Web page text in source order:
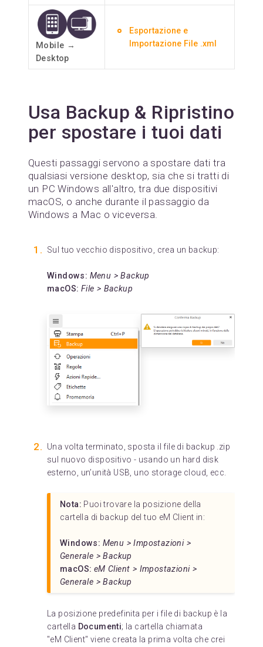
Mobile →
Desktop
Esportazione e
Importazione File .xml
Usa Backup & Ripristino
per spostare i tuoi dati
Questi passaggi servono a spostare dati tra
qualsiasi versione desktop, sia che si tratti di
un PC Windows all'altro, tra due dispositivi
macOS, o anche durante il passaggio da
Windows a Mac o viceversa.
Sul tuo vecchio dispositivo, crea un backup:
Windows: Menu > Backup
macOS: File > Backup
Una volta terminato, sposta il file di backup .zip
sul nuovo dispositivo - usando un hard disk
esterno, un’unità USB, uno storage cloud, ecc.
Nota: Puoi trovare la posizione della
cartella di backup del tuo eM Client in:
Windows: Menu > Impostazioni >
Generale > Backup
macOS: eM Client > Impostazioni >
Generale > Backup
La posizione predefinita per i file di backup è la
cartella Documenti; la cartella chiamata
"eM Client" viene creata la prima volta che crei